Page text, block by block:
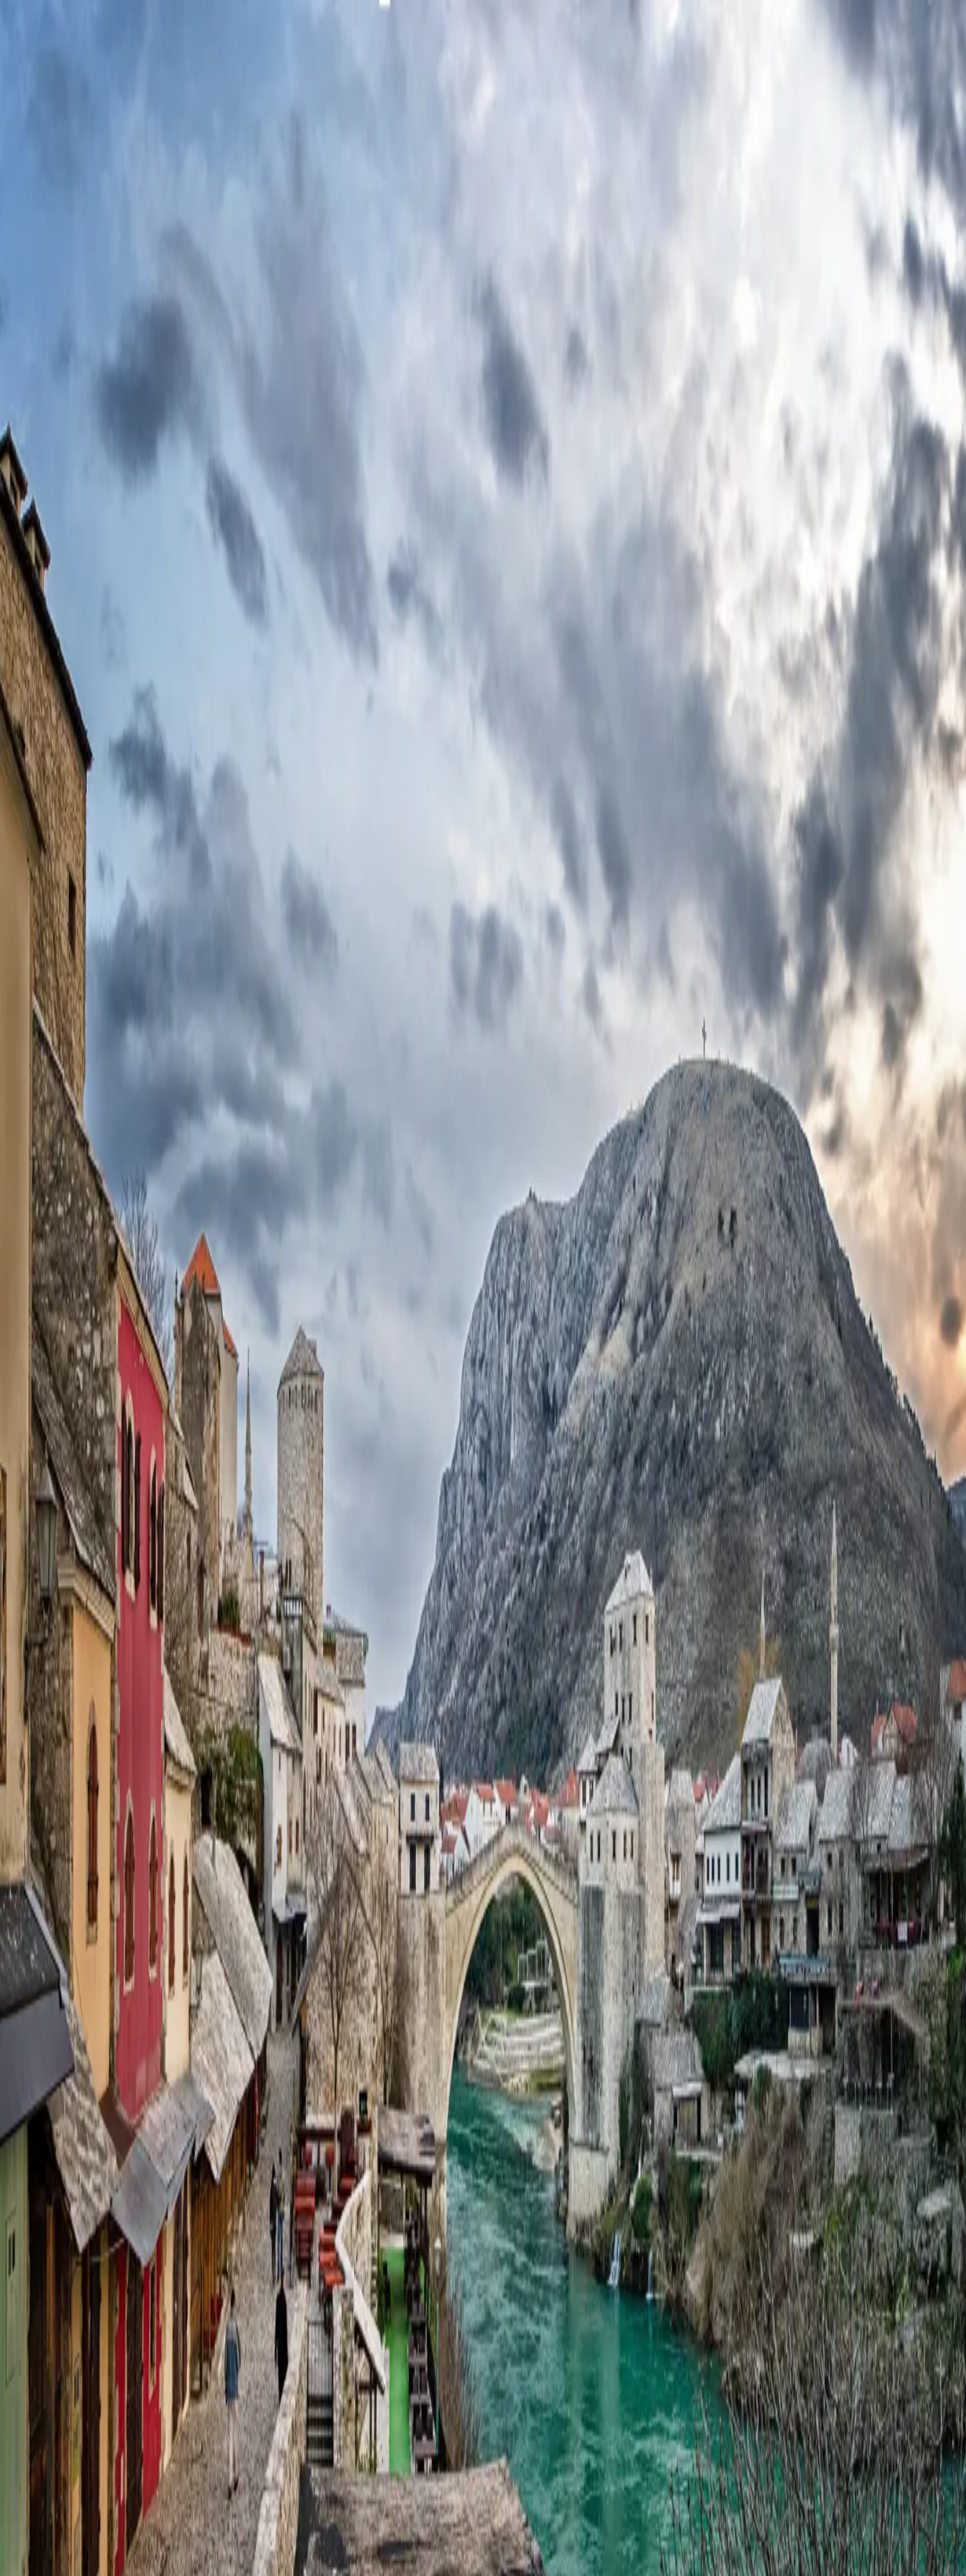
Contactez-nous au
+32(0)2 550 01 00
Contactez-nous
À propos de nous